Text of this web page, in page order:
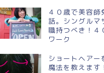
４０歳で美容師
話。シングルマ
職持つべき！４
ワーク
ショートヘアー
魔法を教えます